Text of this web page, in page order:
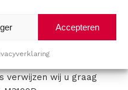
Accepteren
ITECH verder innoveren
hoogwaardige
techneut.
verwijzen wij u graag